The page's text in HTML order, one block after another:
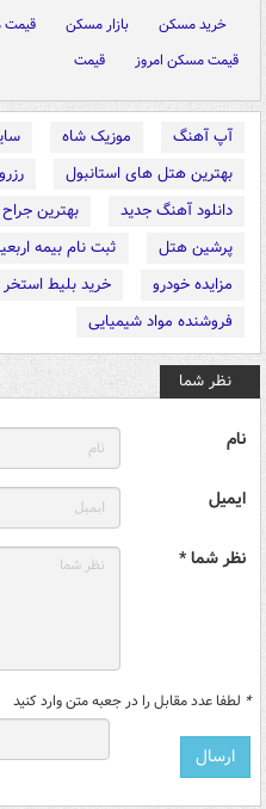
خرید مسکن بازار مسکن
قیمت مسکن امروز
قیمت
آپ آهنگ موزیک شاه
بهترین هتل های استانبول
دانلود آهنگ جدید
بهترین
پرشین هتل
ثبت نام بیمه
مزایده خودرو
خرید بلیط استخر
فروشنده مواد شیمیایی
نظر شما
نام
ایمیل
نظر شما *
* لطفا عدد مقابل را در جعبه متن وارد کنید